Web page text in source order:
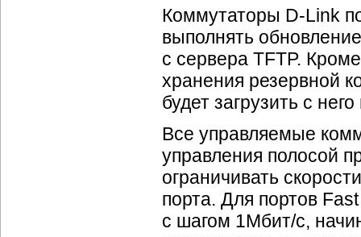
Коммутаторы D-Link
выполнять
с сервера TFTP.
хранения резервной
будет загрузить с
Все управляемые
управления полосой
ограничивать
порта. Для портов
с шагом 1Мбит/с,